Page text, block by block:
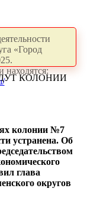
«Город
находятся:
КОЛОНИИ
колонии №7
устранена. Об
глава
округов